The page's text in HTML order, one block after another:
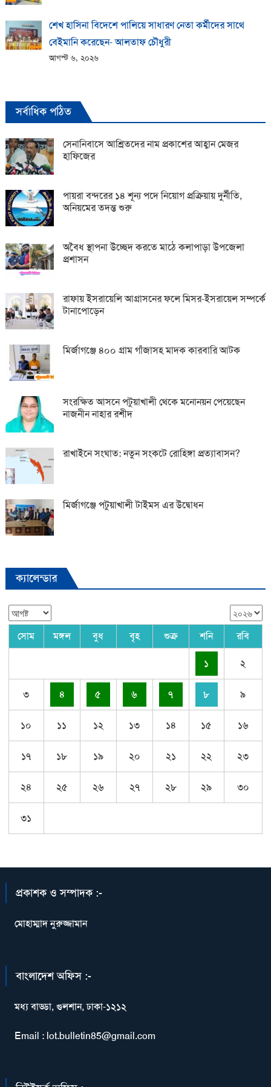
শেখ হাসিনা বিদেশে পালিয়ে সাধারণ নেতা কর্মীদের সাথে
বেইমানি করেছেন- আলতাফ চৌধুরী
আগস্ট ৬, ২০২৬
সর্বাধিক পঠিত
সেনানিবাসে আশ্রিতদের নাম প্রকাশের আহ্বান মেজর
হাফিজের
পায়রা বন্দরের ১৪ শূন্য পদে নিয়োগ প্রক্রিয়ায় দুর্নীতি,
অনিয়মের তদন্ত শুরু
অবৈধ স্থাপনা উচ্ছেদ করতে মাঠে কলাপাড়া উপজেলা
প্রশাসন
রাফায় ইসরায়েলি আগ্রাসনের ফলে মিসর-ইসরায়েল সম্পর্কে
টানাপোড়েন
মির্জাগঞ্জে ৪০০ গ্রাম গাঁজাসহ মাদক কারবারি আটক
সংরক্ষিত আসনে পটুয়াখালী থেকে মনোনয়ন পেয়েছেন
নাজনীন নাহার রশীদ
রাখাইনে সংঘাত: নতুন সংকটে রোহিঙ্গা প্রত্যাবাসন?
মির্জাগঞ্জে পটুয়াখালী টাইমস এর উদ্বোধন
ক্যালেন্ডার
সোম মঙ্গল বুধ বৃহ শুক্র শনি রবি
১ ২
৩ ৪ ৫ ৬ ৭ ৮ ৯
১০ ১১ ১২ ১৩ ১৪ ১৫ ১৬
১৭ ১৮ ১৯ ২০ ২১ ২২ ২৩
২৪ ২৫ ২৬ ২৭ ২৮ ২৯ ৩০
৩১
প্রকাশক ও সম্পাদক :-
মোহাম্মাদ নুরুজ্জামান
বাংলাদেশ অফিস :-
মধ্য বাড্ডা, গুলশান, ঢাকা-১২১২
Email : lot.bulletin85@gmail.com